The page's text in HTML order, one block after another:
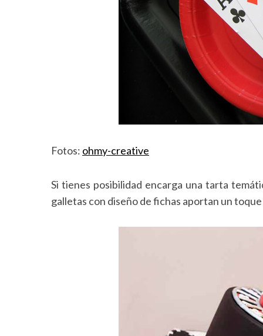
Fotos: ohmy-creative
Si tienes posibilidad encarga una tarta
galletas con diseño de fichas aportan un